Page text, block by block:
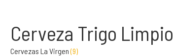
Cerveza Trigo Limpio
Cervezas La Virgen(9)